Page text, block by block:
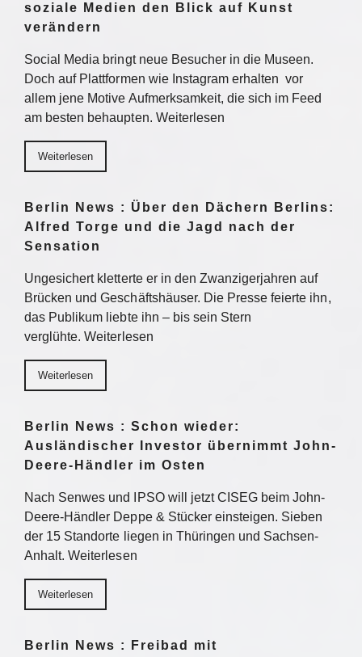
soziale Medien den Blick auf Kunst
verändern
Social Media bringt neue Besucher in die Museen.
Doch auf Plattformen wie Instagram erhalten vor
allem jene Motive Aufmerksamkeit, die sich im Feed
am besten behaupten. Weiterlesen
Weiterlesen
Berlin News : Über den Dächern Berlins:
Alfred Torge und die Jagd nach der
Sensation
Ungesichert kletterte er in den Zwanzigerjahren auf
Brücken und Geschäftshäuser. Die Presse feierte ihn,
das Publikum liebte ihn – bis sein Stern
verglühte. Weiterlesen
Weiterlesen
Berlin News : Schon wieder:
Ausländischer Investor übernimmt John-
Deere-Händler im Osten
Nach Senwes und IPSO will jetzt CISEG beim John-
Deere-Händler Deppe & Stücker einsteigen. Sieben
der 15 Standorte liegen in Thüringen und Sachsen-
Anhalt. Weiterlesen
Weiterlesen
Berlin News : Freibad mit